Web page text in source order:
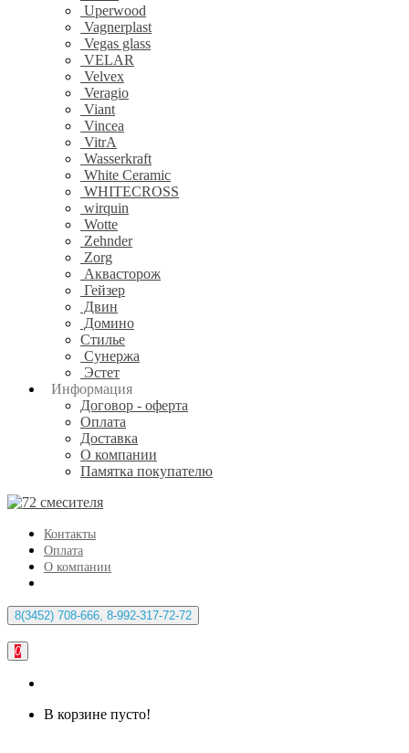
Uperwood
Vagnerplast
Vegas glass
VELAR
Velvex
Veragio
Viant
Vincea
VitrA
Wasserkraft
White Ceramic
WHITECROSS
wirquin
Wotte
Zehnder
Zorg
Аквасторож
Гейзер
Двин
Домино
Стилье
Сунержа
Эстет
Информация
Договор - оферта
Оплата
Доставка
О компании
Памятка покупателю
Контакты
Оплата
О компании
8(3452) 708-666, 8-992-317-72-72
0
В корзине пусто!